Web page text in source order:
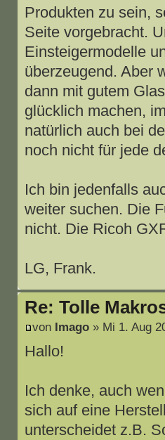
Produkten zu sein,
Seite vorgebracht.
Einsteigermodelle
überzeugend. Aber
dann mit gutem
glücklich machen,
natürlich auch bei
noch nicht für jede
Ich bin jedenfalls
weiter suchen. Die
nicht. Die Ricoh
LG, Frank.
Re: Tolle
von Imago» Mi 1. Aug
Hallo!
Ich denke, auch
sich auf eine
unterscheidet z.B.